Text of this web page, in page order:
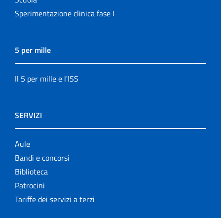
Sperimentazione clinica fase I
5 per mille
Il 5 per mille e l'ISS
SERVIZI
Aule
Bandi e concorsi
Biblioteca
Patrocini
Tariffe dei servizi a terzi